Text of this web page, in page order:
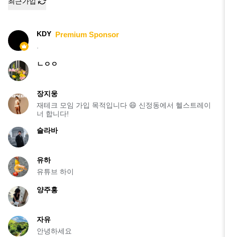
KDY Premium Sponsor
ㄴㅇㅇ
장지웅
재테크 모임 가입 목적입니다 😄 신정동에서 헬스트레이
너 합니다!
슬라바
유하
유튜브 하이
양주홍
자유
안녕하세요